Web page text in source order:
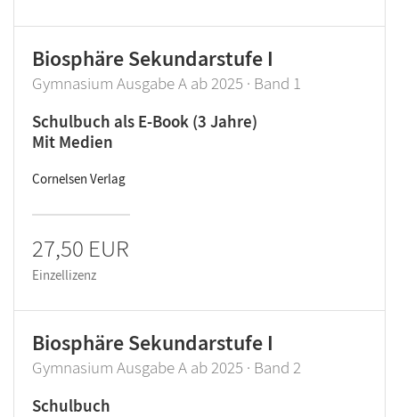
Biosphäre Sekundarstufe I
Gymnasium Ausgabe A ab 2025 · Band 1
Schulbuch als E-Book (3 Jahre)
Mit Medien
Cornelsen Verlag
27,50 EUR
Einzellizenz
Biosphäre Sekundarstufe I
Gymnasium Ausgabe A ab 2025 · Band 2
Schulbuch